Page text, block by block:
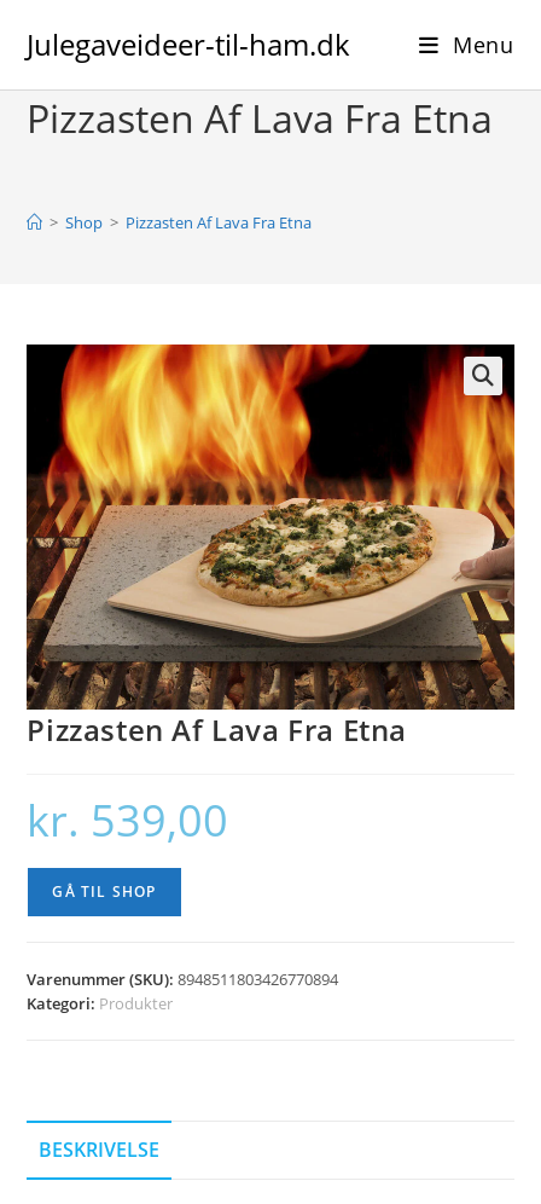
content
Julegaveideer-til-ham.dk Menu
Pizzasten Af Lava Fra Etna
> Shop > Pizzasten Af Lava Fra Etna
🔍
Pizzasten Af Lava Fra Etna
kr. 539,00
GÅ TIL SHOP
Varenummer (SKU):8948511803426770894
Kategori: Produkter
BESKRIVELSE